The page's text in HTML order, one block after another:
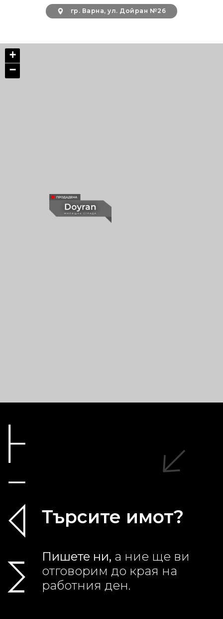
гр. Варна, ул. Дойран №26
+
−
Търсите имот?
Пишете ни, а ние ще ви
отговорим до края на
работния ден.